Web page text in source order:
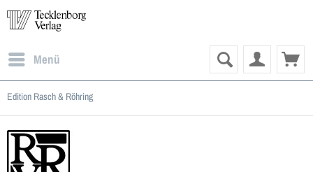
Menü
Edition Rasch & Röhring